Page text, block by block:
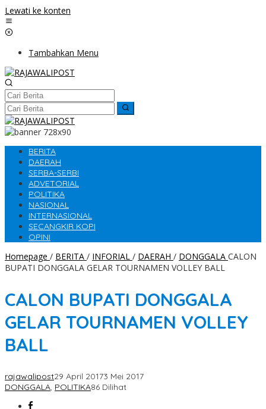
Lewati ke konten
Tambahkan Menu
BERITA
DAERAH
SERBA-SERBI
ADVETORIAL
POLITIKA
NASIONAL
INTERNASIONAL
SECANGKIR KOPI
OPINI
Homepage / BERITA / INFORIAL / DAERAH / DONGGALA CALON
BUPATI DONGGALA GELAR TOURNAMEN VOLLEY BALL
CALON BUPATI DONGGALA
GELAR TOURNAMEN VOLLEY
BALL
rajawalipost29 April 20173 Mei 2017
DONGGALA, POLITIKA86 Dilihat